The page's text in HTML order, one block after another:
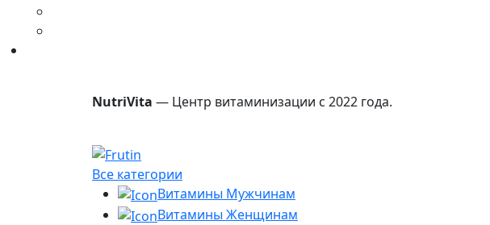
NutriVita — Центр витаминизации с 2022 года.
Все категории
Витамины Мужчинам
Витамины Женщинам